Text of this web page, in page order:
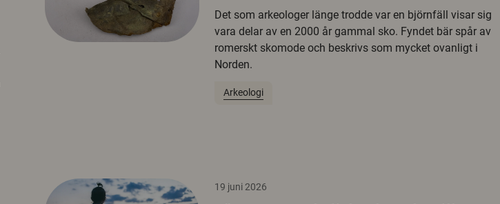
Det som arkeologer länge trodde var en björnfäll visar sig
vara delar av en 2000 år gammal sko. Fyndet bär spår av
romerskt skomode och beskrivs som mycket ovanligt i
Norden.
Arkeologi
19 juni 2026